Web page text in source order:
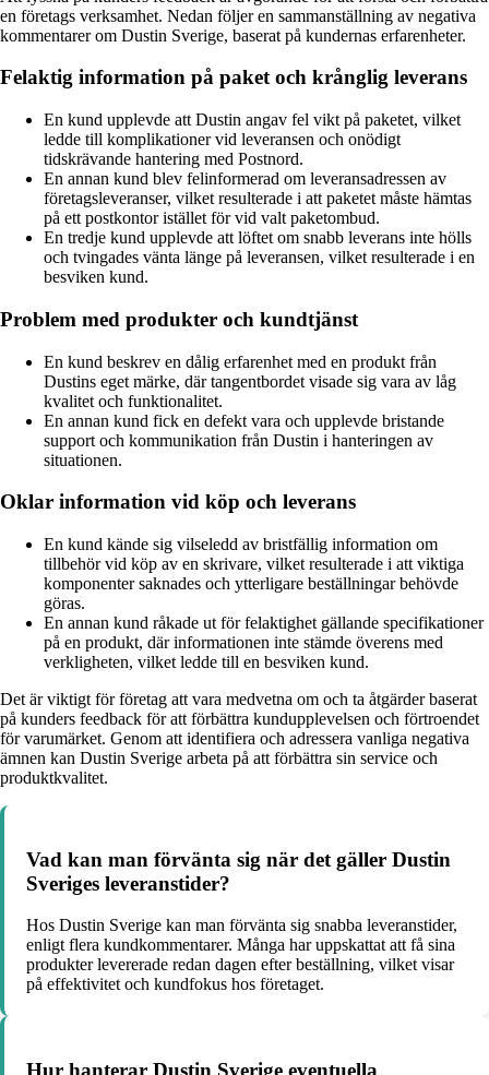
en företags verksamhet. Nedan följer en sammanställning av negativa
kommentarer om Dustin Sverige, baserat på kundernas erfarenheter.
Felaktig information på paket och krånglig leverans
En kund upplevde att Dustin angav fel vikt på paketet, vilket
ledde till komplikationer vid leveransen och onödigt
tidskrävande hantering med Postnord.
En annan kund blev felinformerad om leveransadressen av
företagsleveranser, vilket resulterade i att paketet måste hämtas
på ett postkontor istället för vid valt paketombud.
En tredje kund upplevde att löftet om snabb leverans inte hölls
och tvingades vänta länge på leveransen, vilket resulterade i en
besviken kund.
Problem med produkter och kundtjänst
En kund beskrev en dålig erfarenhet med en produkt från
Dustins eget märke, där tangentbordet visade sig vara av låg
kvalitet och funktionalitet.
En annan kund fick en defekt vara och upplevde bristande
support och kommunikation från Dustin i hanteringen av
situationen.
Oklar information vid köp och leverans
En kund kände sig vilseledd av bristfällig information om
tillbehör vid köp av en skrivare, vilket resulterade i att viktiga
komponenter saknades och ytterligare beställningar behövde
göras.
En annan kund råkade ut för felaktighet gällande specifikationer
på en produkt, där informationen inte stämde överens med
verkligheten, vilket ledde till en besviken kund.
Det är viktigt för företag att vara medvetna om och ta åtgärder baserat
på kunders feedback för att förbättra kundupplevelsen och förtroendet
för varumärket. Genom att identifiera och adressera vanliga negativa
ämnen kan Dustin Sverige arbeta på att förbättra sin service och
produktkvalitet.
Vad kan man förvänta sig när det gäller Dustin
Sveriges leveranstider?
Hos Dustin Sverige kan man förvänta sig snabba leveranstider,
enligt flera kundkommentarer. Många har uppskattat att få sina
produkter levererade redan dagen efter beställning, vilket visar
på effektivitet och kundfokus hos företaget.
Hur hanterar Dustin Sverige eventuella